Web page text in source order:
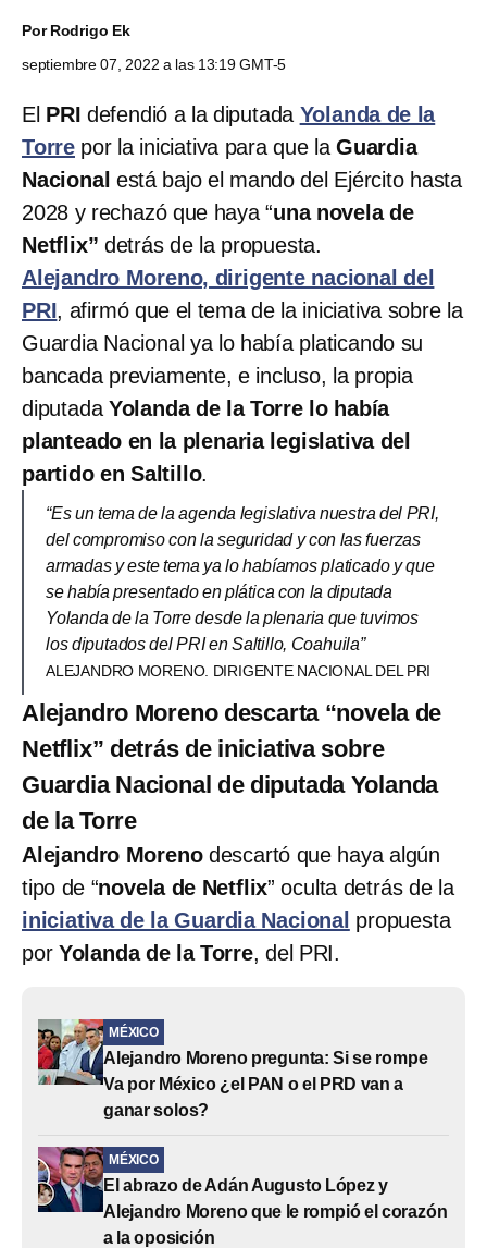
PorRodrigo Ek
septiembre 07, 2022 a las 13:19 GMT-5
El PRI defendió a la diputada Yolanda de la
Torre por la iniciativa para que laGuardia
Nacional está bajo el mando del Ejército hasta
2028 y rechazó que haya “una novela de
Netflix” detrás de la propuesta.
Alejandro Moreno, dirigente nacional del
PRI, afirmó que el tema de la iniciativa sobre la
Guardia Nacional ya lo había platicando su
bancada previamente, e incluso, la propia
diputada Yolanda de la Torre lo había
planteado en la plenaria legislativa del
partido en Saltillo.
“Es un tema de la agenda legislativa nuestra del PRI,
del compromiso con la seguridad y con las fuerzas
armadas y este tema ya lo habíamos platicado y que
se había presentado en plática con la diputada
Yolanda de la Torre desde la plenaria que tuvimos
los diputados del PRI en Saltillo, Coahuila”
ALEJANDRO MORENO. DIRIGENTE NACIONAL DEL PRI
Alejandro Moreno descarta “novela de
Netflix” detrás de iniciativa sobre
Guardia Nacional de diputada Yolanda
de la Torre
Alejandro Moreno descartó que haya algún
tipo de “novela de Netflix” oculta detrás de la
iniciativa de la Guardia Nacional propuesta
por Yolanda de la Torre, del PRI.
MÉXICO
Alejandro Moreno pregunta: Si se rompe
Va por México ¿el PAN o el PRD van a
ganar solos?
MÉXICO
El abrazo de Adán Augusto López y
Alejandro Moreno que le rompió el corazón
a la oposición